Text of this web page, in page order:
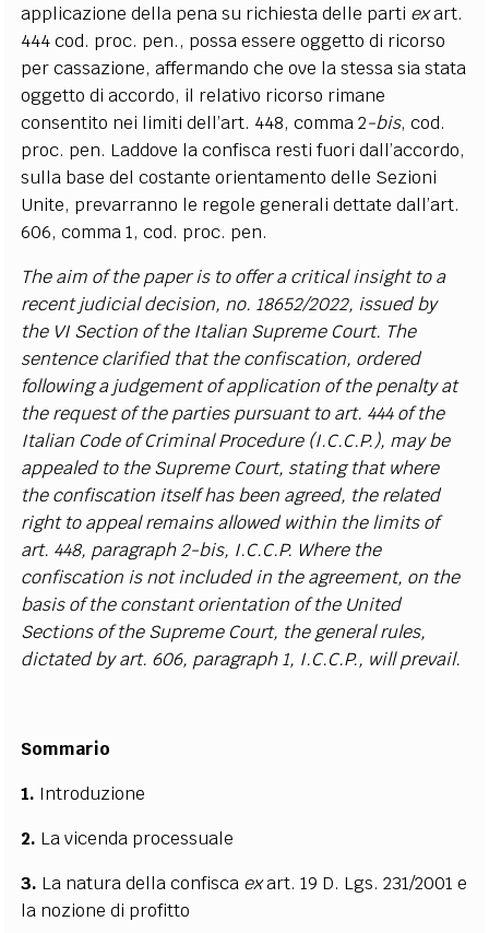
applicazione della pena su richiesta delle parti exart.
444 cod. proc. pen., possa essere oggetto di ricorso
per cassazione, affermando che ove la stessa sia stata
oggetto di accordo, il relativo ricorso rimane
consentito nei limiti dell’art. 448, comma 2-bis, cod.
proc. pen. Laddove la confisca resti fuori dall’accordo,
sulla base del costante orientamento delle Sezioni
Unite, prevarranno le regole generali dettate dall’art.
606, comma 1, cod. proc. pen.
The aim of the paper is to offer a critical insight to a
recent judicial decision, no. 18652/2022, issued by
the VI Section of the Italian Supreme Court. The
sentence clarified that the confiscation, ordered
following a judgement of application of the penalty at
the request of the parties pursuant to art. 444 of the
Italian Code of Criminal Procedure (I.C.C.P.), may be
appealed to the Supreme Court, stating that where
the confiscation itself has been agreed, the related
right to appeal remains allowed within the limits of
art. 448, paragraph 2-bis, I.C.C.P. Where the
confiscation is not included in the agreement, on the
basis of the constant orientation of the United
Sections of the Supreme Court, the general rules,
dictated by art. 606, paragraph 1, I.C.C.P., will prevail.
Sommario
1. Introduzione
2. La vicenda processuale
3. La natura della confisca exart. 19 D. Lgs. 231/2001 e
la nozione di profitto